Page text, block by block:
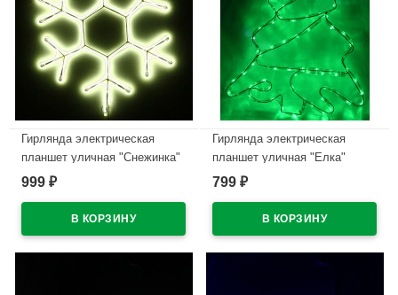
Гирлянда электрическая
планшет уличная "Снежинка"
40см белый арт.196-189
999 ₽
Гирлянда электрическая
планшет уличная "Елка"
47*40см зеленый арт.196-191
799 ₽